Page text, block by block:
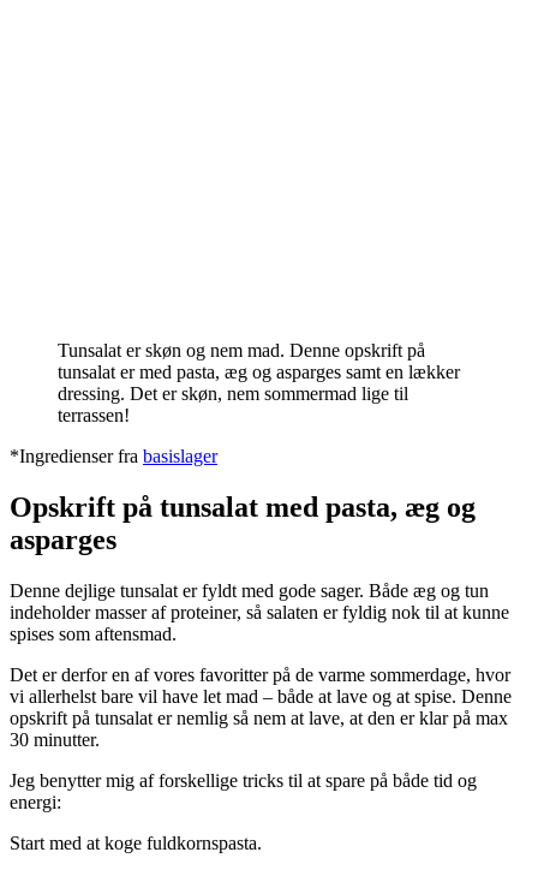
Tunsalat er skøn og nem mad. Denne opskrift på
tunsalat er med pasta, æg og asparges samt en lækker
dressing. Det er skøn, nem sommermad lige til
terrassen!
*Ingredienser fra basislager
Opskrift på tunsalat med pasta, æg og
asparges
Denne dejlige tunsalat er fyldt med gode sager. Både æg og tun
indeholder masser af proteiner, så salaten er fyldig nok til at kunne
spises som aftensmad.
Det er derfor en af vores favoritter på de varme sommerdage, hvor
vi allerhelst bare vil have let mad – både at lave og at spise. Denne
opskrift på tunsalat er nemlig så nem at lave, at den er klar på max
30 minutter.
Jeg benytter mig af forskellige tricks til at spare på både tid og
energi:
Start med at koge fuldkornspasta.